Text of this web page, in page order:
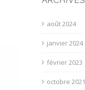
août 2024
janvier 2024
février 2023
octobre 2021